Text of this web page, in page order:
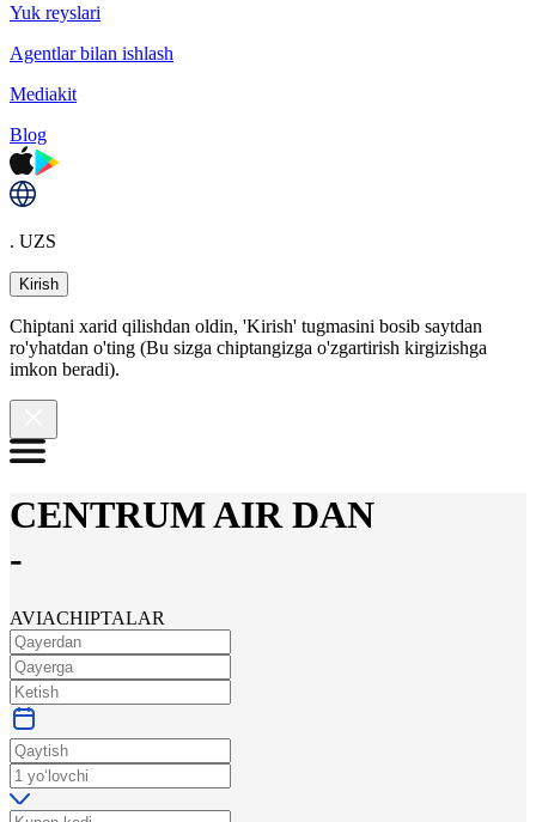
Yuk reyslari
Agentlar bilan ishlash
Mediakit
Blog
. UZS
Kirish
Chiptani xarid qilishdan oldin, 'Kirish' tugmasini bosib saytdan
ro'yhatdan o'ting (Bu sizga chiptangizga o'zgartirish kirgizishga
imkon beradi).
CENTRUM AIR DAN
-
AVIACHIPTALAR